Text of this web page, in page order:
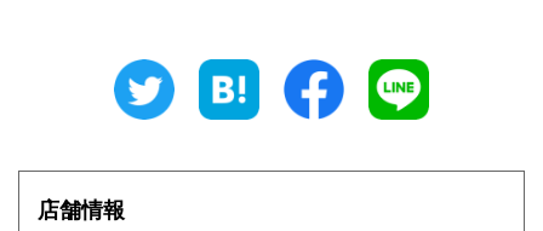
185円 三重県
大阪府
店舗情報